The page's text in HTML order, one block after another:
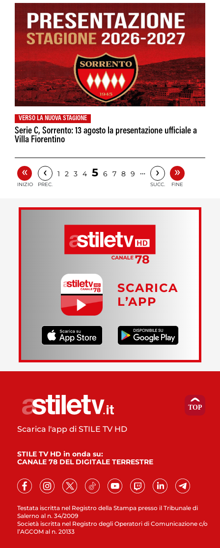
VERSO LA NUOVA STAGIONE
Serie C, Sorrento: 13 agosto la presentazione ufficiale a
Villa Fiorentino
«
INIZIO
‹
PREC.
1 2 3 4 5 6 7 8 9 … ›
SUCC.
»
FINE
SCARICA
L’APP
Testata iscritta nel Registro della Stampa presso il Tribunale di
Salerno al n. 34/2009
Società iscritta nel Registro degli Operatori di Comunicazione c/o
l’AGCOM al n. 20133
Scarica l'app di STILE TV HD
STILE TV HD in onda su:
CANALE 78 DEL DIGITALE TERRESTRE